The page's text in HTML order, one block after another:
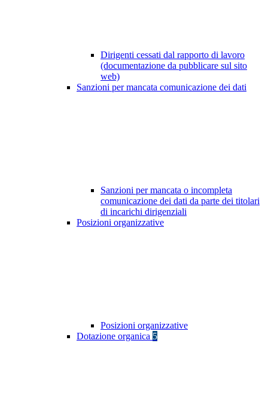
Dirigenti cessati dal rapporto di lavoro
(documentazione da pubblicare sul sito
web)
Sanzioni per mancata comunicazione dei dati
Sanzioni per mancata o incompleta
comunicazione dei dati da parte dei titolari
di incarichi dirigenziali
Posizioni organizzative
Posizioni organizzative
Dotazione organica 5